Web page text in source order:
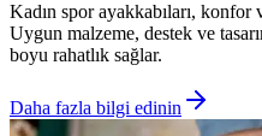
Kadın spor ayakkabıları, konfor
Uygun malzeme, destek ve
boyu rahatlık sağlar.
Daha fazla bilgi edinin